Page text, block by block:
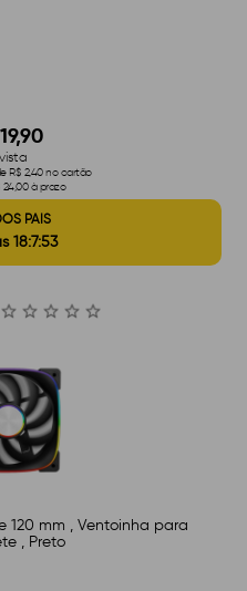
R$ 2,40 no cartão
24,00 à prazo
PAIS
18:7:52
120 mm , Ventoinha para
, Preto